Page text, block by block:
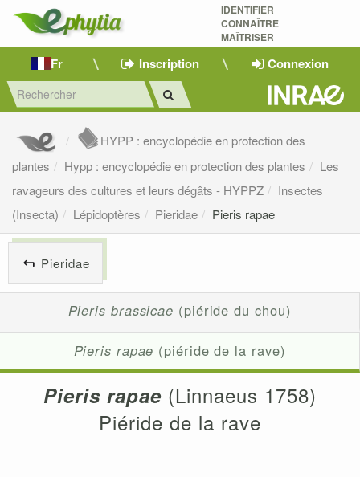
IDENTIFIER
CONNAÎTRE
MAÎTRISER
Fr Inscription Connexion
HYPP : encyclopédie en protection des
plantes
Hypp : encyclopédie en protection des plantes
Les
ravageurs des cultures et leurs dégâts - HYPPZ
Insectes
(Insecta)
Lépidoptères Pieridae Pieris rapae
Pieridae
Pieris brassicae (piéride du chou)
Pieris rapae (piéride de la rave)
Pieris rapae (Linnaeus 1758)
Piéride de la rave